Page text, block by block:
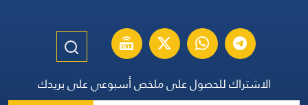
الاشتراك للحصول على ملخص أسبوعي على بريدك